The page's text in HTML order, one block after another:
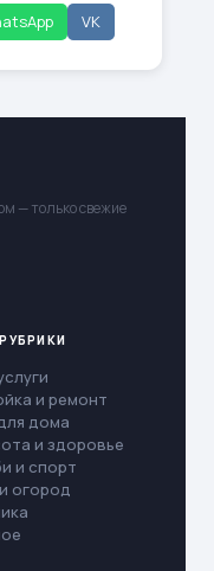
VK
— только свежие
и ремонт
дома
и здоровье
и спорт
огород